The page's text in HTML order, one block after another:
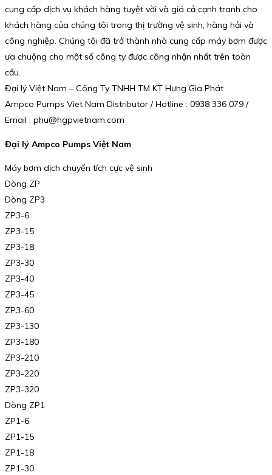
cung cấp dịch vụ khách hàng tuyệt vời và giá cả cạnh tranh cho
khách hàng của chúng tôi trong thị trường vệ sinh, hàng hải và
công nghiệp. Chúng tôi đã trở thành nhà cung cấp máy bơm được
ưa chuộng cho một số công ty được công nhận nhất trên toàn
cầu.
Đại lý Việt Nam – Công Ty TNHH TM KT Hưng Gia Phát
Ampco Pumps Viet Nam Distributor / Hotline : 0938 336 079 /
Email : phu@hgpvietnam.com
Đại lý Ampco Pumps Việt Nam
Máy bơm dịch chuyển tích cực vệ sinh
Dòng ZP
Dòng ZP3
ZP3-6
ZP3-15
ZP3-18
ZP3-30
ZP3-40
ZP3-45
ZP3-60
ZP3-130
ZP3-180
ZP3-210
ZP3-220
ZP3-320
Dòng ZP1
ZP1-6
ZP1-15
ZP1-18
ZP1-30